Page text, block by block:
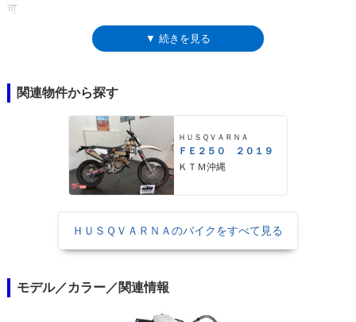
可
▼ 続きを見る
関連物件から探す
ＨＵＳＱＶＡＲＮＡ
ＦＥ２５０ ２０１９
ＫＴＭ沖縄
ＨＵＳＱＶＡＲＮＡのバイクをすべて見る
モデル／カラー／関連情報